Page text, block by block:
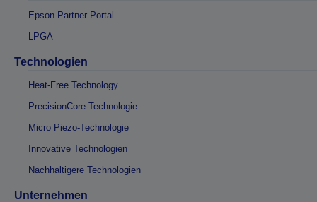
Epson Partner Portal
LPGA
Technologien
Heat-Free Technology
PrecisionCore-Technologie
Micro Piezo-Technologie
Innovative Technologien
Nachhaltigere Technologien
Unternehmen